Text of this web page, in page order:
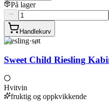
På lager
Handlekurv
Riesling·søt
Sweet Child Riesling
Hvitvin
fruktig og oppkvikkende